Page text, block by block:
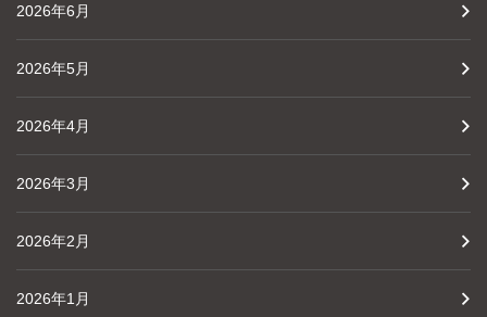
2026年6月
2026年5月
2026年4月
2026年3月
2026年2月
2026年1月